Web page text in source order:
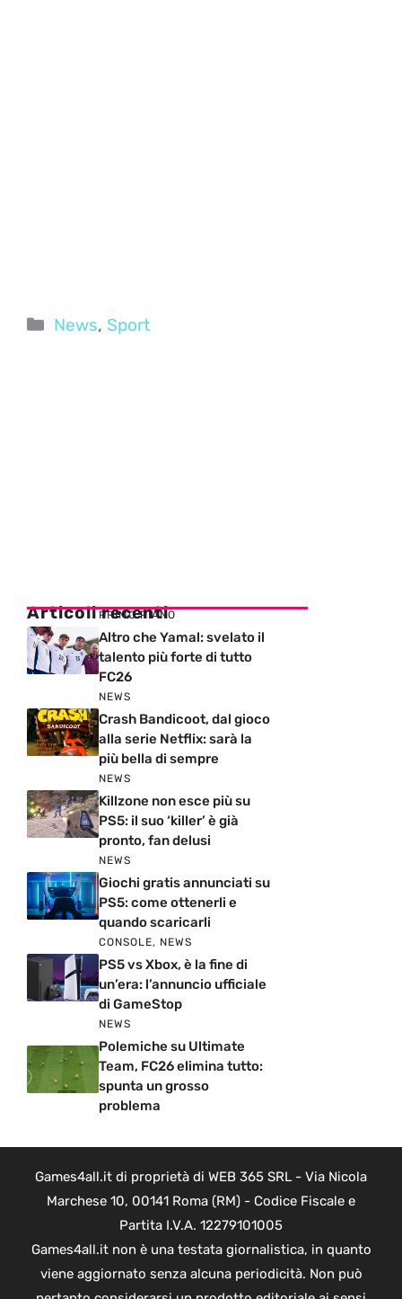
Categorie
News, Sport
Articoli recenti
PRIMO PIANO
Altro che Yamal: svelato il
talento più forte di tutto
FC26
NEWS
Crash Bandicoot, dal gioco
alla serie Netflix: sarà la
più bella di sempre
NEWS
Killzone non esce più su
PS5: il suo ‘killer’ è già
pronto, fan delusi
NEWS
Giochi gratis annunciati su
PS5: come ottenerli e
quando scaricarli
CONSOLE, NEWS
PS5 vs Xbox, è la fine di
un’era: l’annuncio ufficiale
di GameStop
NEWS
Polemiche su Ultimate
Team, FC26 elimina tutto:
spunta un grosso
problema
Games4all.it di proprietà di WEB 365 SRL - Via Nicola
Marchese 10, 00141 Roma (RM) - Codice Fiscale e
Partita I.V.A. 12279101005
Games4all.it non è una testata giornalistica, in quanto
viene aggiornato senza alcuna periodicità. Non può